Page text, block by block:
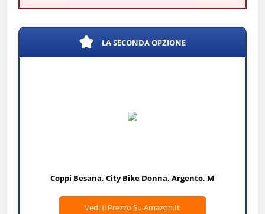
LA SECONDA OPZIONE
Coppi Besana, City Bike Donna, Argento, M
Vedi Il Prezzo Su Amazon.it